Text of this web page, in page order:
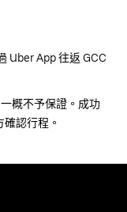
Uber App 往返 GCC
概不予保證。成功
認行程。